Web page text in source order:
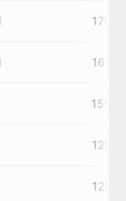
170K
167K
155K
125K
125K